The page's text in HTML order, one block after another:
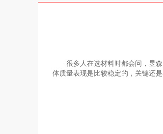
很多人在选材料时都会问，昱
体质量表现是比较稳定的，关键还